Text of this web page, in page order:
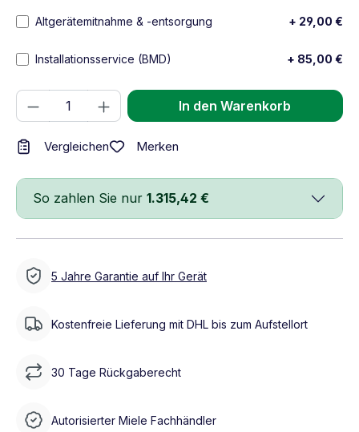
Altgerätemitnahme & -entsorgung + 29,00 €
Installationsservice (BMD) + 85,00 €
Produkt Anzahl: Gib den gewünschten
In den Warenkorb
Vergleichen Merken
So zahlen Sie nur 1.315,42 €
5 Jahre Garantie auf Ihr Gerät
Kostenfreie Lieferung mit DHL bis zum Aufstellort
30 Tage Rückgaberecht
Autorisierter Miele Fachhändler